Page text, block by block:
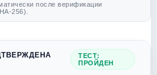
после верификации
256).
ТЕСТ:
ПРОЙДЕН